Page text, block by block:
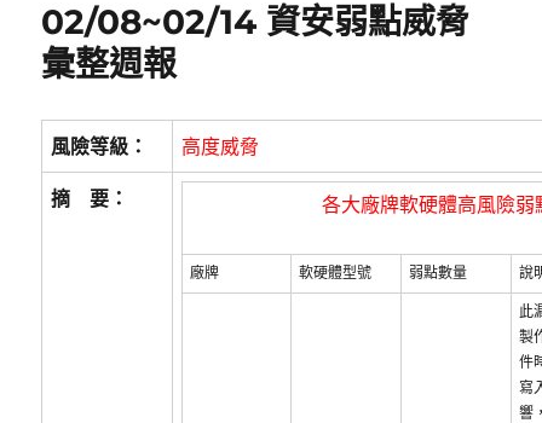
02/08~02/14 資安弱點威脅
彙整週報
風險等級： 高度威脅
摘 要： 各大廠牌軟硬體高風險弱
廠牌 軟硬體型號 弱點數量 說
此
製
件
寫
響